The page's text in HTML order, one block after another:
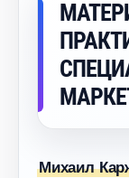
Михаил